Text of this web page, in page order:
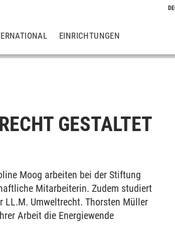
EINRICHTUNGEN
GESTALTET
Moog arbeiten bei der Stiftung
Mitarbeiterin. Zudem studiert
LL.M. Umweltrecht. Thorsten Müller
Arbeit die Energiewende